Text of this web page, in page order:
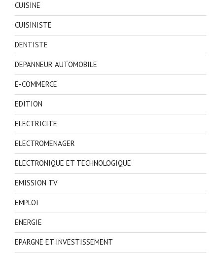
CUISINE
CUISINISTE
DENTISTE
DEPANNEUR AUTOMOBILE
E-COMMERCE
EDITION
ELECTRICITE
ELECTROMENAGER
ELECTRONIQUE ET TECHNOLOGIQUE
EMISSION TV
EMPLOI
ENERGIE
EPARGNE ET INVESTISSEMENT